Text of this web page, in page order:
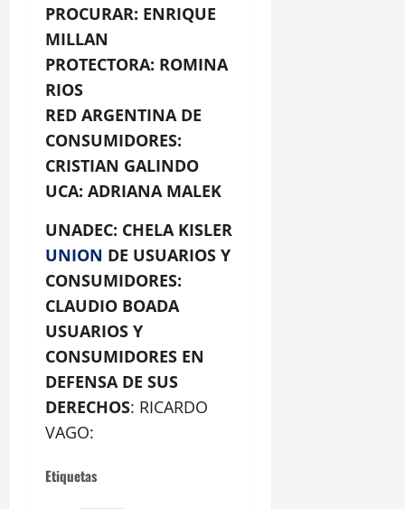
PROCURAR: ENRIQUE
MILLAN
PROTECTORA: ROMINA
RIOS
RED ARGENTINA DE
CONSUMIDORES:
CRISTIAN GALINDO
UCA: ADRIANA MALEK
UNADEC: CHELA KISLER
UNION DE USUARIOS Y
CONSUMIDORES:
CLAUDIO BOADA
USUARIOS Y
CONSUMIDORES EN
DEFENSA DE SUS
DERECHOS: RICARDO
VAGO:
Etiquetas